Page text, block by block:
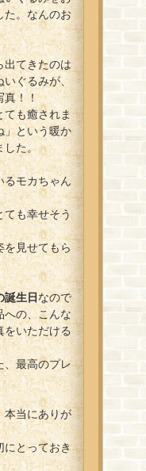
た。なんのお
出てきたのは
いぐるみが、
真！！
ても癒されま
」という暖か
した。
るモカちゃん
ても幸せそう
を見せてもら
誕生日なので
への、こんな
をいただける
、最高のプレ
本当にありが
とっておき